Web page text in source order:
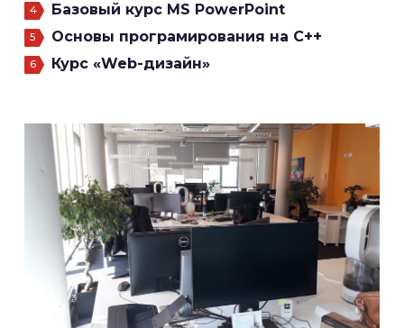
Базовый курс MS PowerPoint
Основы програмирования на С++
Курс «Web-дизайн»